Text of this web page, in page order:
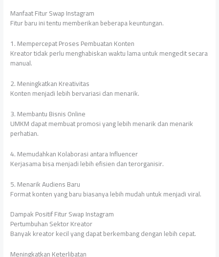
Manfaat Fitur Swap Instagram
Fitur baru ini tentu memberikan beberapa keuntungan.
1. Mempercepat Proses Pembuatan Konten
Kreator tidak perlu menghabiskan waktu lama untuk mengedit secara
manual.
2. Meningkatkan Kreativitas
Konten menjadi lebih bervariasi dan menarik.
3. Membantu Bisnis Online
UMKM dapat membuat promosi yang lebih menarik dan menarik
perhatian.
4. Memudahkan Kolaborasi antara Influencer
Kerjasama bisa menjadi lebih efisien dan terorganisir.
5. Menarik Audiens Baru
Format konten yang baru biasanya lebih mudah untuk menjadi viral.
Dampak Positif Fitur Swap Instagram
Pertumbuhan Sektor Kreator
Banyak kreator kecil yang dapat berkembang dengan lebih cepat.
Meningkatkan Keterlibatan